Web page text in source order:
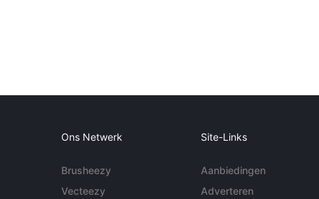
Ons Netwerk
Brusheezy
Vecteezy
Site-Links
Aanbiedingen
Adverteren